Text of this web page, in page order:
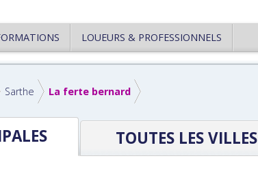
LOUEURS & PROFESSIONNELS
Sarthe La ferte bernard
TOUTES LES VILLES